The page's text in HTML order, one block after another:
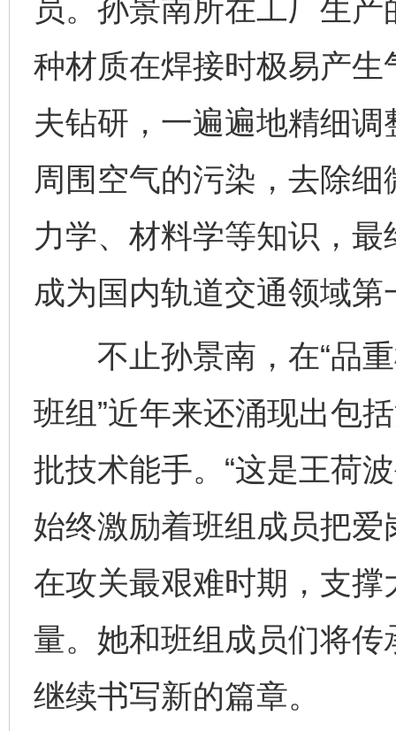
员。孙景南所在工厂生
种材质在焊接时极易产
夫钻研，一遍遍地精细
周围空气的污染，去除
力学、材料学等知识，
成为国内轨道交通领域
不止孙景南，在“品重
班组”近年来还涌现出包
批技术能手。“这是王荷
始终激励着班组成员把爱
在攻关最艰难时期，支
量。她和班组成员们将传
继续书写新的篇章。